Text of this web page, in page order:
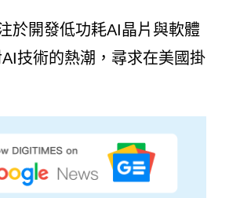
於開發低功耗AI晶片與軟體
技術的熱潮，尋求在美國掛